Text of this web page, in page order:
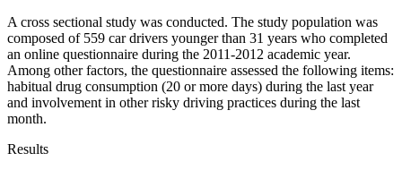
A cross sectional study was conducted. The study population was
composed of 559 car drivers younger than 31 years who completed
an online questionnaire during the 2011-2012 academic year.
Among other factors, the questionnaire assessed the following items:
habitual drug consumption (20 or more days) during the last year
and involvement in other risky driving practices during the last
month.
Results